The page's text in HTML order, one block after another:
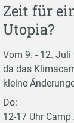
Zeit für
Utopia?
Vom 9. - 12.
da das
kleine
Do:
12-17 Uhr